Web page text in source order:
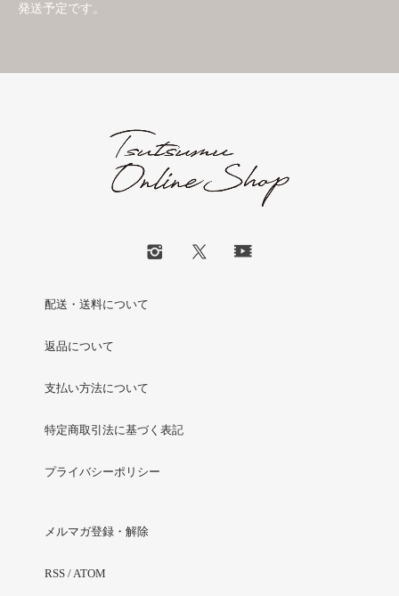
発送予定です。
配送・送料について
返品について
支払い方法について
特定商取引法に基づく表記
プライバシーポリシー
メルマガ登録・解除
RSS / ATOM